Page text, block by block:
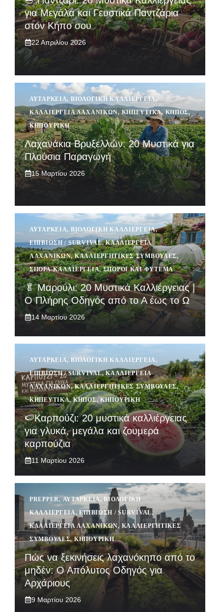
για Μεγάλα και Γευστικά Παντζάρια
στον Κήπο σου
22 Απριλίου 2026
ΑΥΤΆΡΚΕΙΑ, ΒΙΟΛΟΓΙΚΉ ΚΑΛΛΙΈΡΓΕΙΑ ,
ΚΑΛΛΙΈΡΓΕΙΑ ΛΑΧΑΝΙΚΏΝ,ΚΗΠΕΥΤΙΚΆ,ΚΉΠΟΣ,
ΚΗΠΟΥΡΙΚΉ
Λαχανάκια Βρυξελλών: 20 Μυστικά για
Πλούσια Παραγωγή
15 Μαρτίου 2026
ΑΥΤΆΡΚΕΙΑ, ΒΙΟΛΟΓΙΚΉ ΚΑΛΛΙΈΡΓΕΙΑ,
ΕΠΙΒΊΩΣΗ / SURVIVAL,ΚΑΛΛΙΈΡΓΕΙΑ
ΛΑΧΑΝΙΚΏΝ,ΚΑΛΛΙΕΡΓΗΤΙΚΈΣ ΣΥΜΒΟΥΛΈΣ,
ΣΠΟΡΆ-ΚΑΛΛΙΈΡΓΕΙΑ,ΣΠΌΡΟΙ ΚΑΙ ΦΎΤΕΜΑ
🥬 Μαρούλι: 20 Μυστικά Καλλιέργειας |
Ο Πλήρης Οδηγός από το Α έως το Ω
14 Μαρτίου 2026
ΑΥΤΆΡΚΕΙΑ, ΒΙΟΛΟΓΙΚΉ ΚΑΛΛΙΈΡΓΕΙΑ,
ΕΠΙΒΊΩΣΗ / SURVIVAL,ΚΑΛΛΙΈΡΓΕΙΑ
ΛΑΧΑΝΙΚΏΝ,ΚΑΛΛΙΕΡΓΗΤΙΚΈΣ ΣΥΜΒΟΥΛΈΣ,
ΚΗΠΕΥΤΙΚΆ,ΚΉΠΟΣ,ΚΗΠΟΥΡΙΚΉ
🍉Καρπούζι: 20 μυστικά καλλιέργειας
για γλυκά, μεγάλα και ζουμερά
καρπούζια
11 Μαρτίου 2026
PREPPER,ΑΥΤΆΡΚΕΙΑ,ΒΙΟΛΟΓΙΚΉ
ΚΑΛΛΙΈΡΓΕΙΑ,ΕΠΙΒΊΩΣΗ / SURVIVAL,
ΚΑΛΛΙΈΡΓΕΙΑ ΛΑΧΑΝΙΚΏΝ, ΚΑΛΛΙΕΡΓΗΤΙΚΈΣ
ΣΥΜΒΟΥΛΈΣ,ΚΗΠΟΥΡΙΚΉ
Πώς να ξεκινήσεις λαχανόκηπο από το
μηδέν: Ο Απόλυτος Οδηγός για
Αρχάριους
9 Μαρτίου 2026